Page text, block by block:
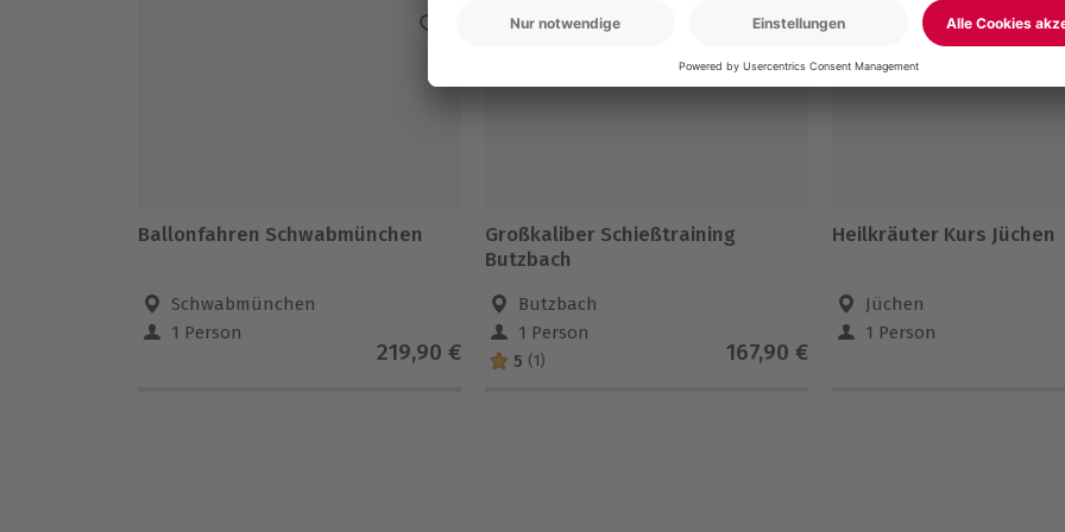
Ballonfahren Schwabmünchen
Schwabmünchen
1 Person
219,90 €
Großkaliber Schießtraining
Butzbach
Butzbach
1 Person
5 (1) 167,90 €
Heilkräuter Kurs Jüchen
Jüchen
1 Person